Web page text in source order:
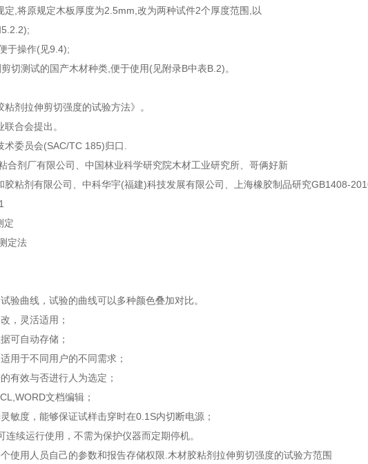
定,将原规定木板厚度为2.5mm,改为两种试件2个厚度范围,以
于操作(见9.4);
切测试的国产木材种类,便于使用(见附录B中表B.2)。
剂拉伸剪切强度的试验方法》。
合会提出。
委员会(SAC/TC 185)归口.
合剂厂有限公司、中国林业科学研究院木材工业研究所、哥俩好新
胶粘剂有限公司、中科华宇(福建)科技发展有限公司、上海橡胶制品研究GB1408-
定
定法
验曲线，试验的曲线可以多种颜色叠加对比。
，灵活适用；
可自动存储；
用于不同用户的不同需求；
有效与否进行人为选定；
文档编辑；
敏度，能够保证试样击穿时在0.1S内切断电源；
续运行使用，不需为保护仪器而定期停机。
使用人员自己的参数和报告存储权限.木材胶粘剂拉伸剪切强度的试验方范围